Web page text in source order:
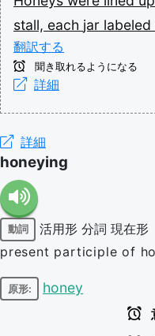
stall, each jar labeled
翻訳する
聞き取れるようになる
詳細
詳細
honeying
動詞 活用形 分詞 現在形
present participle of
原形: honey